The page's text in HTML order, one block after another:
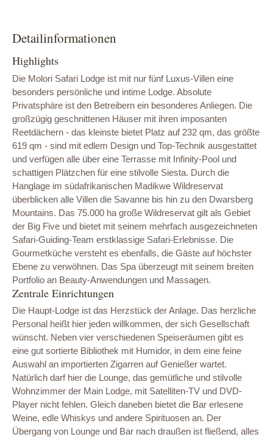
Detailinformationen
Highlights
Die Molori Safari Lodge ist mit nur fünf Luxus-Villen eine
besonders persönliche und intime Lodge. Absolute
Privatsphäre ist den Betreibern ein besonderes Anliegen. Die
großzügig geschnittenen Häuser mit ihren imposanten
Reetdächern - das kleinste bietet Platz auf 232 qm, das größte
619 qm - sind mit edlem Design und Top-Technik ausgestattet
und verfügen alle über eine Terrasse mit Infinity-Pool und
schattigen Plätzchen für eine stilvolle Siesta. Durch die
Hanglage im südafrikanischen Madikwe Wildreservat
überblicken alle Villen die Savanne bis hin zu den Dwarsberg
Mountains. Das 75.000 ha große Wildreservat gilt als Gebiet
der Big Five und bietet mit seinem mehrfach ausgezeichneten
Safari-Guiding-Team erstklassige Safari-Erlebnisse. Die
Gourmetküche versteht es ebenfalls, die Gäste auf höchster
Ebene zu verwöhnen. Das Spa überzeugt mit seinem breiten
Portfolio an Beauty-Anwendungen und Massagen.
Zentrale Einrichtungen
Die Haupt-Lodge ist das Herzstück der Anlage. Das herzliche
Personal heißt hier jeden willkommen, der sich Gesellschaft
wünscht. Neben vier verschiedenen Speiseräumen gibt es
eine gut sortierte Bibliothek mit Humidor, in dem eine feine
Auswahl an importierten Zigarren auf Genießer wartet.
Natürlich darf hier die Lounge, das gemütliche und stilvolle
Wohnzimmer der Main Lodge, mit Satelliten-TV und DVD-
Player nicht fehlen. Gleich daneben bietet die Bar erlesene
Weine, edle Whiskys und andere Spirituosen an. Der
Übergang von Lounge und Bar nach draußen ist fließend, alles